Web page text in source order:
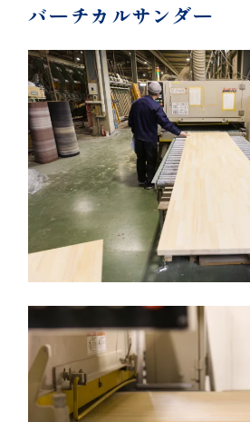
バーチカルサンダー